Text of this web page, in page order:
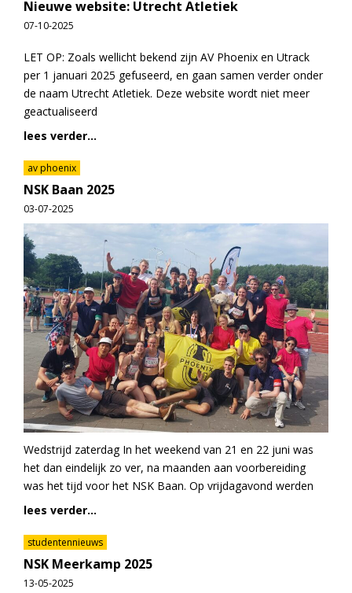
Nieuwe website: Utrecht Atletiek
07-10-2025
LET OP: Zoals wellicht bekend zijn AV Phoenix en Utrack
per 1 januari 2025 gefuseerd, en gaan samen verder onder
de naam Utrecht Atletiek. Deze website wordt niet meer
geactualiseerd
lees verder...
av phoenix
NSK Baan 2025
03-07-2025
Wedstrijd zaterdag In het weekend van 21 en 22 juni was
het dan eindelijk zo ver, na maanden aan voorbereiding
was het tijd voor het NSK Baan. Op vrijdagavond werden
lees verder...
studentennieuws
NSK Meerkamp 2025
13-05-2025